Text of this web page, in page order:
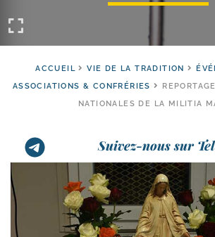
ACCUEIL VIE DE LA TRADITION
ASSOCIATIONS & CONFRÉRIES
NATIONALES DE LA MILITIA
Suivez-nous sur